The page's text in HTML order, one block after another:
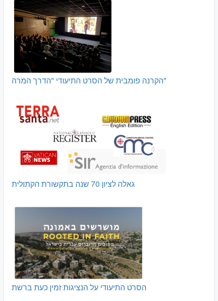
הקרנה פומבית של הסרט התיעודי "הדרך המרה"
גאלה לציון 70 שנה בתקשורת הקתולית
הסרט התיעודי על הנציגות זמין כעת ברשת